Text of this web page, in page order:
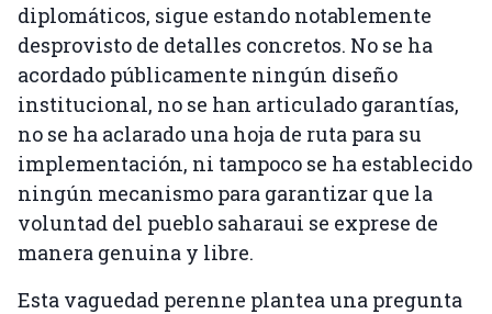
diplomáticos, sigue estando notablemente
desprovisto de detalles concretos. No se ha
acordado públicamente ningún diseño
institucional, no se han articulado garantías,
no se ha aclarado una hoja de ruta para su
implementación, ni tampoco se ha establecido
ningún mecanismo para garantizar que la
voluntad del pueblo saharaui se exprese de
manera genuina y libre.
Esta vaguedad perenne plantea una pregunta